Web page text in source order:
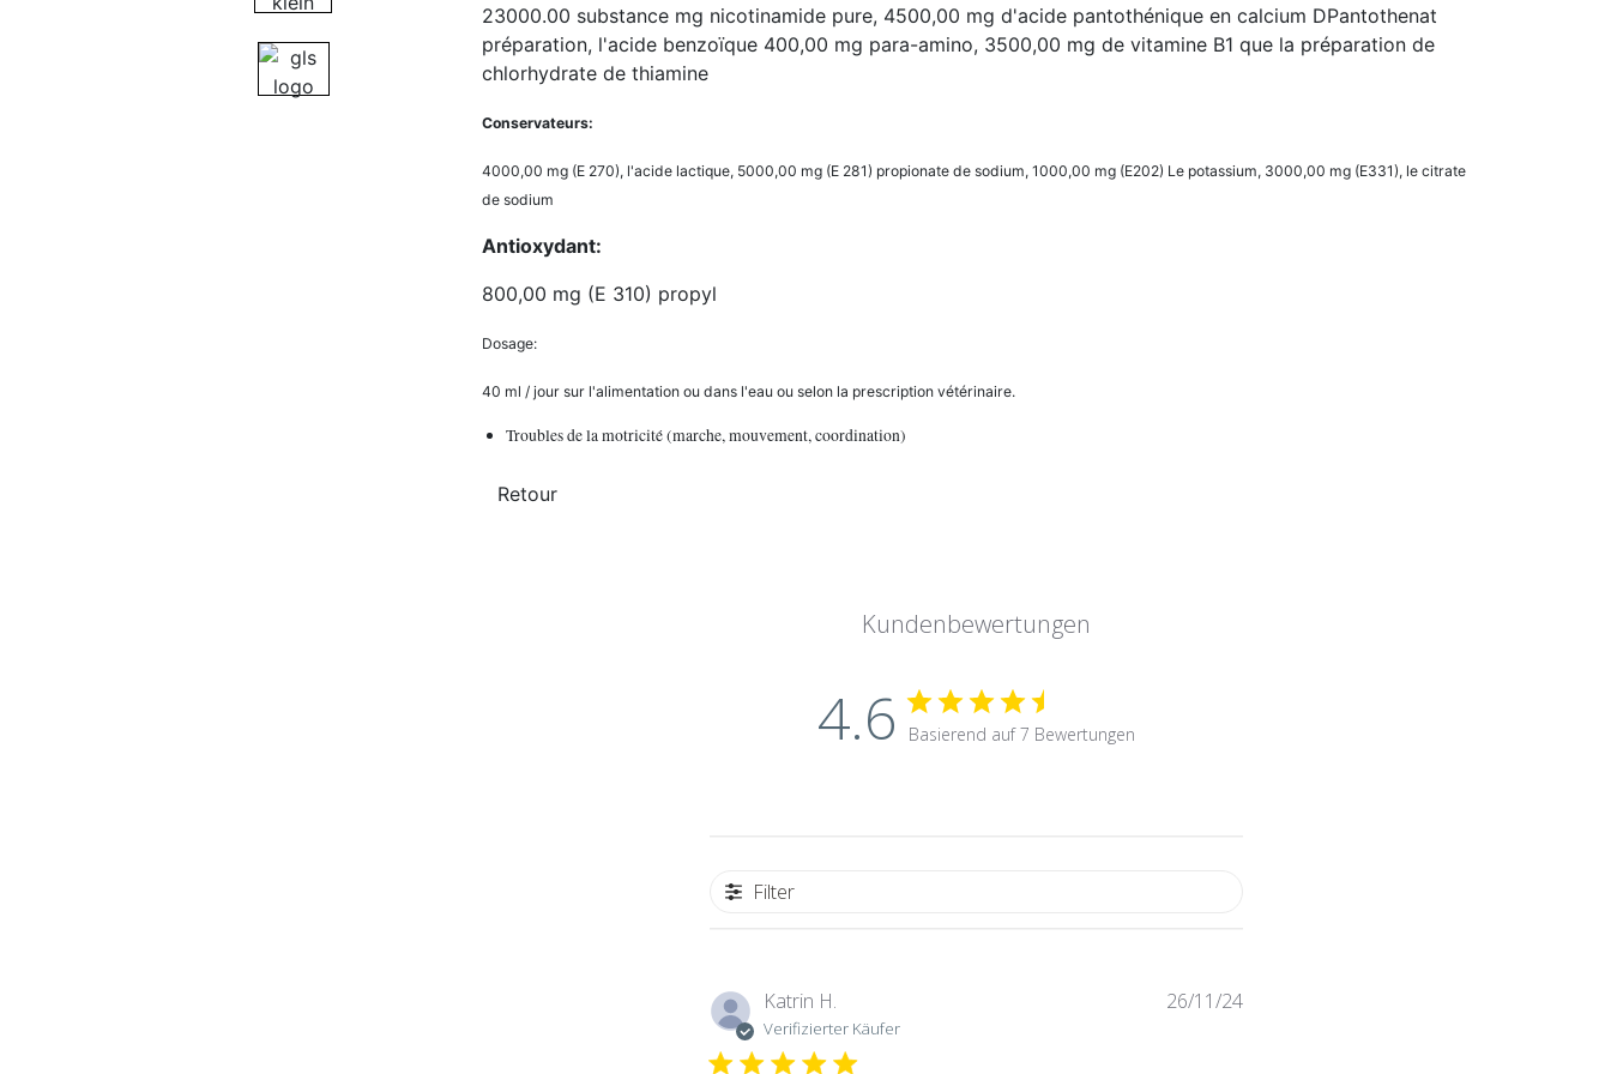
23000.00 substance mg nicotinamide pure, 4500,00 mg d'acide pantothénique en calcium DPantothenat
préparation, l'acide benzoïque 400,00 mg para-amino, 3500,00 mg de vitamine B1 que la préparation de
chlorhydrate de thiamine
Conservateurs:
4000,00 mg (E 270), l'acide lactique, 5000,00 mg (E 281) propionate de sodium, 1000,00 mg (E202) Le potassium, 3000,00 mg (E331), le citrate
de sodium
Antioxydant:
800,00 mg (E 310) propyl
Dosage:
40 ml / jour sur l'alimentation ou dans l'eau ou selon la prescription vétérinaire.
Troubles de la motricité (marche, mouvement, coordination)
Kundenbewertungen
4.6 Basierend auf 7 Bewertungen
Filter
Katrin H.
Verifizierter Käufer
Veröffentlichungsdatum
26/11/24